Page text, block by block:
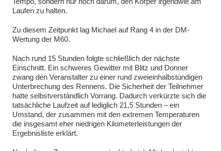
Laufen zu halten.
Zu diesem Zeitpunkt lag Michael auf Rang 4 in der DM-
Wertung der M60.
Nach rund 15 Stunden folgte schließlich der nächste
Einschnitt. Ein schweres Gewitter mit Blitz und Donner
zwang den Veranstalter zu einer rund zweieinhalbstündigen
Unterbrechung des Rennens. Die Sicherheit der Teilnehmer
hatte selbstverständlich Vorrang. Dadurch verkürzte sich die
tatsächliche Laufzeit auf lediglich 21,5 Stunden – ein
Umstand, der zusammen mit den extremen Temperaturen
die insgesamt eher niedrigen Kilometerleistungen der
Ergebnisliste erklärt.